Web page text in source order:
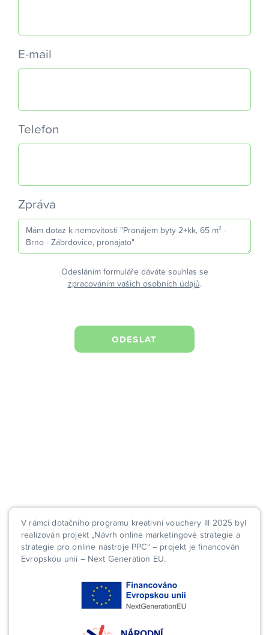
E-mail
Telefon
Zpráva
Odesláním formuláře dáváte souhlas se
zpracováním vašich osobních údajů.
V rámci dotačního programu kreativní vouchery III 2025 byl
realizován projekt „Návrh online marketingové strategie a
strategie pro online nástroje PPC“ – projekt je financován
Evropskou unií – Next Generation EU.